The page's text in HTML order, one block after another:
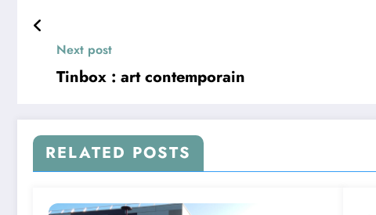
Next post
Tinbox : art contemporain
RELATED POSTS